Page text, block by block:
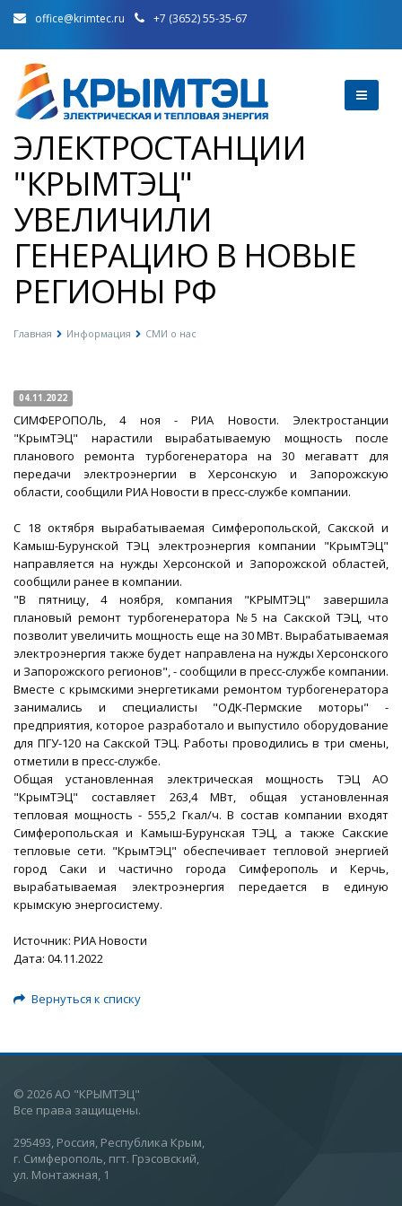
office@krimtec.ru +7 (3652) 55-35-67
ЭЛЕКТРОСТАНЦИИ
"КРЫМТЭЦ"
УВЕЛИЧИЛИ
ГЕНЕРАЦИЮ В НОВЫЕ
РЕГИОНЫ РФ
Главная Информация СМИ о нас
04.11.2022
СИМФЕРОПОЛЬ, 4 ноя - РИА Новости. Электростанции
"КрымТЭЦ" нарастили вырабатываемую мощность после
планового ремонта турбогенератора на 30 мегаватт для
передачи электроэнергии в Херсонскую и Запорожскую
области, сообщили РИА Новости в пресс-службе компании.
С 18 октября вырабатываемая Симферопольской, Сакской и
Камыш-Бурунской ТЭЦ электроэнергия компании "КрымТЭЦ"
направляется на нужды Херсонской и Запорожской областей,
сообщили ранее в компании​​​.
"В пятницу, 4 ноября, компания "КРЫМТЭЦ" завершила
плановый ремонт турбогенератора №5 на Сакской ТЭЦ, что
позволит увеличить мощность еще на 30 МВт. Вырабатываемая
электроэнергия также будет направлена на нужды Херсонского
и Запорожского регионов", - сообщили в пресс-службе компании.
Вместе с крымскими энергетиками ремонтом турбогенератора
занимались и специалисты "ОДК-Пермские моторы" -
предприятия, которое разработало и выпустило оборудование
для ПГУ-120 на Сакской ТЭЦ. Работы проводились в три смены,
отметили в пресс-службе.
Общая установленная электрическая мощность ТЭЦ АО
"КрымТЭЦ" составляет 263,4 МВт, общая установленная
тепловая мощность - 555,2 Гкал/ч. В состав компании входят
Симферопольская и Камыш-Бурунская ТЭЦ, а также Сакские
тепловые сети. "КрымТЭЦ" обеспечивает тепловой энергией
город Саки и частично города Симферополь и Керчь,
вырабатываемая электроэнергия передается в единую
крымскую энергосистему.
Источник: РИА Новости
Дата: 04.11.2022
Вернуться к списку
© 2026 АО "КРЫМТЭЦ"
Все права защищены.
295493, Россия, Республика Крым,
г. Симферополь, пгт. Грэсовский,
ул. Монтажная, 1